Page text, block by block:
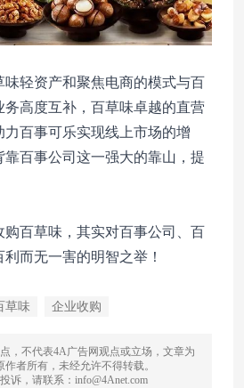
味轻资产和聚焦电商的模式与百
务高度互补，百草味卓越的直营
百事可乐实现线上市场的增
百事公司这一强大的靠山，提
购百草味，其实对百事公司、百
而无一害的明智之举！
草味 企业收购
，不代表4A广告网观点或立场，文章为
者所有，未经允许不得转载。
诉，请联系：info@4Anet.com